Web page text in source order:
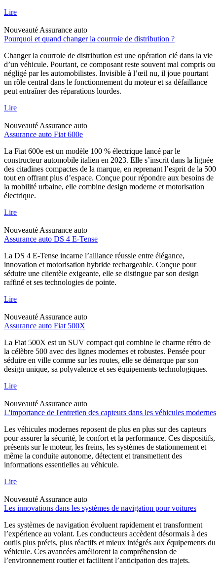
Lire
Nouveauté Assurance auto
Pourquoi et quand changer la courroie de distribution ?
Changer la courroie de distribution est une opération clé dans la vie
d’un véhicule. Pourtant, ce composant reste souvent mal compris ou
négligé par les automobilistes. Invisible à l’œil nu, il joue pourtant
un rôle central dans le fonctionnement du moteur et sa défaillance
peut entraîner des réparations lourdes.
Lire
Nouveauté Assurance auto
Assurance auto Fiat 600e
La Fiat 600e est un modèle 100 % électrique lancé par le
constructeur automobile italien en 2023. Elle s’inscrit dans la lignée
des citadines compactes de la marque, en reprenant l’esprit de la 500
tout en offrant plus d’espace. Conçue pour répondre aux besoins de
la mobilité urbaine, elle combine design moderne et motorisation
électrique.
Lire
Nouveauté Assurance auto
Assurance auto DS 4 E-Tense
La DS 4 E-Tense incarne l’alliance réussie entre élégance,
innovation et motorisation hybride rechargeable. Conçue pour
séduire une clientèle exigeante, elle se distingue par son design
raffiné et ses technologies de pointe.
Lire
Nouveauté Assurance auto
Assurance auto Fiat 500X
La Fiat 500X est un SUV compact qui combine le charme rétro de
la célèbre 500 avec des lignes modernes et robustes. Pensée pour
séduire en ville comme sur les routes, elle se démarque par son
design unique, sa polyvalence et ses équipements technologiques.
Lire
Nouveauté Assurance auto
L'importance de l'entretien des capteurs dans les véhicules modernes
Les véhicules modernes reposent de plus en plus sur des capteurs
pour assurer la sécurité, le confort et la performance. Ces dispositifs,
présents sur le moteur, les freins, les systèmes de stationnement et
même la conduite autonome, détectent et transmettent des
informations essentielles au véhicule.
Lire
Nouveauté Assurance auto
Les innovations dans les systèmes de navigation pour voitures
Les systèmes de navigation évoluent rapidement et transforment
l’expérience au volant. Les conducteurs accèdent désormais à des
outils plus précis, plus réactifs et mieux intégrés aux équipements du
véhicule. Ces avancées améliorent la compréhension de
l’environnement routier et facilitent l’anticipation des trajets.